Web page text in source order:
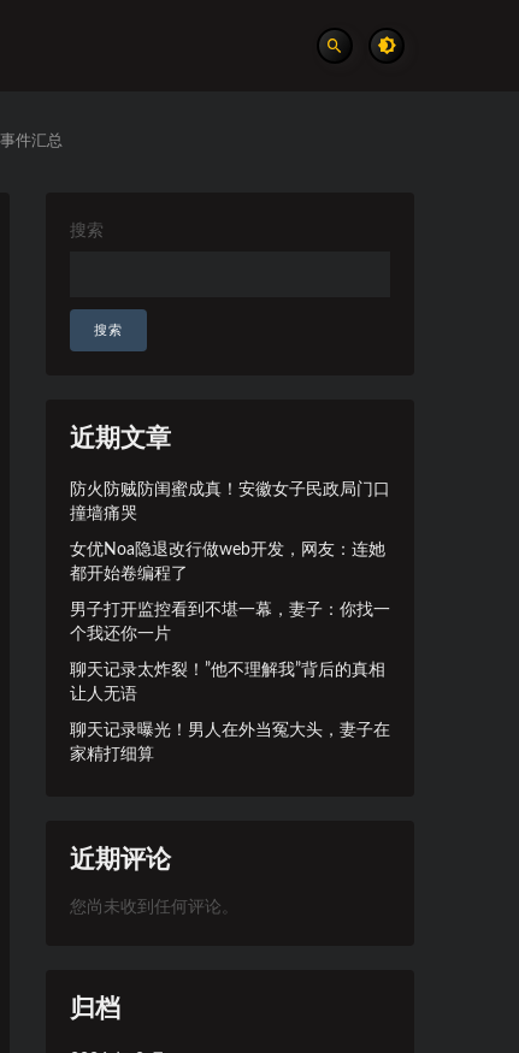
件汇总
搜索
搜索
近期文章
防火防贼防闺蜜成真！安徽女子民政局门口
撞墙痛哭
女优Noa隐退改行做web开发，网友：连她
都开始卷编程了
男子打开监控看到不堪一幕，妻子：你找一
个我还你一片
聊天记录太炸裂！”他不理解我”背后的真相
让人无语
聊天记录曝光！男人在外当冤大头，妻子在
家精打细算
近期评论
您尚未收到任何评论。
归档